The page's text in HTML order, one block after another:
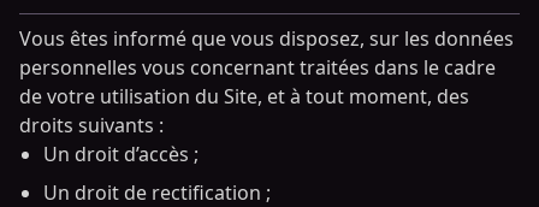
Vous êtes informé que vous disposez, sur les données
personnelles vous concernant traitées dans le cadre
de votre utilisation du Site, et à tout moment, des
droits suivants :
Un droit d’accès ;
Un droit de rectification ;